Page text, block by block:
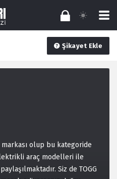
Şikayet Ekle
markası olup bu kategoride
araç modelleri ile
Siz de TOGG